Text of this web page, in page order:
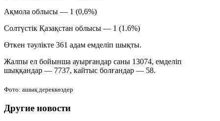
Ақмола облысы — 1 (0,6%)
Солтүстік Қазақстан облысы — 1 (1.6%)
Өткен тәулікте 361 адам емделіп шықты.
Жалпы ел бойынша ауырғандар саны 13074, емделіп
шыққандар — 7737, кайтыс болғандар — 58.
Фото: ашық дереккөздер
Другие новости